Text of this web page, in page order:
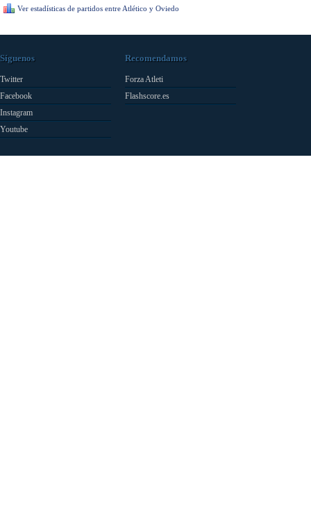
Ver estadísticas de partidos entre Atlético y Oviedo
Síguenos
Twitter
Facebook
Instagram
Youtube
Recomendamos
Forza Atleti
Flashscore.es